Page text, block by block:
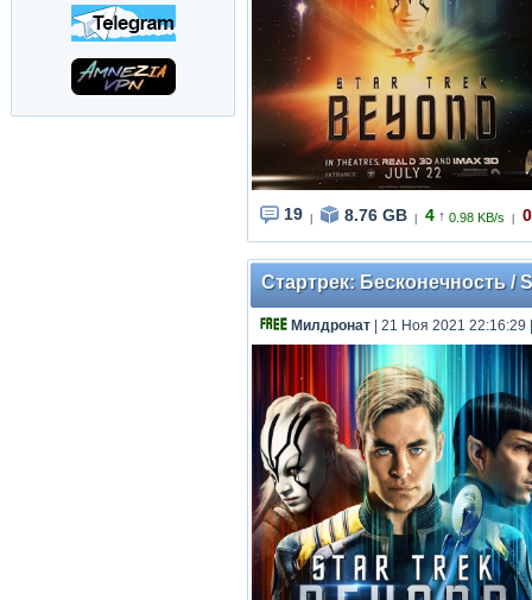
19 8.76 GB 4 ↑ 0.98 KB/s 0
Стартрек: Бесконечность /
Милдронат | 21 Ноя 2021 22:16:29